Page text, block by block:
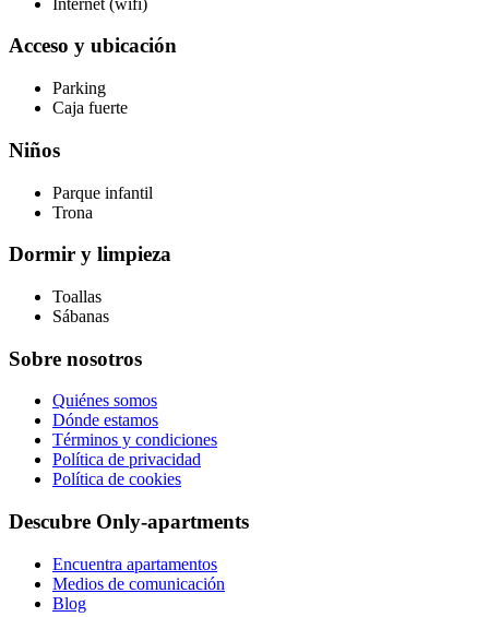
Acceso y ubicación
Parking
Caja fuerte
Niños
Parque infantil
Trona
Dormir y limpieza
Toallas
Sábanas
Sobre nosotros
Quiénes somos
Dónde estamos
Términos y condiciones
Política de privacidad
Política de cookies
Descubre Only-apartments
Encuentra apartamentos
Medios de comunicación
Blog